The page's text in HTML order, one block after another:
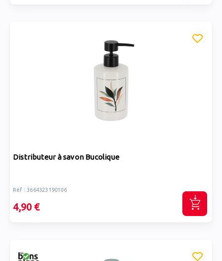
Distributeur à savon Bucolique
Réf : 3664323190106
4,90 €